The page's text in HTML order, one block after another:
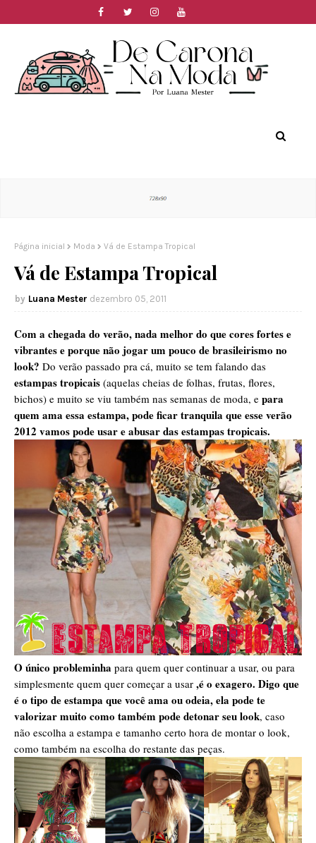
Página inicial Moda Vá de Estampa Tropical
Vá de Estampa Tropical
Luana Mester dezembro 05, 2011
Com a chegada do verão, nada melhor do que cores fortes e
vibrantes e porque não jogar um pouco de brasileirismo no
look? Do verão passado pra cá, muito se tem falando das
estampas tropicais (aquelas cheias de folhas, frutas, flores,
bichos) e muito se viu também nas semanas de moda, e para
quem ama essa estampa, pode ficar tranquila que esse verão
2012 vamos pode usar e abusar das estampas tropicais.
O único probleminha para quem quer continuar a usar, ou para
simplesmente quem quer começar a usar ,é o exagero. Digo que
é o tipo de estampa que você ama ou odeia, ela pode te
valorizar muito como também pode detonar seu look, caso
não escolha a estampa e tamanho certo hora de montar o look,
como também na escolha do restante das peças.